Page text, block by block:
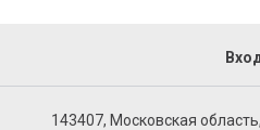
143407, Московская